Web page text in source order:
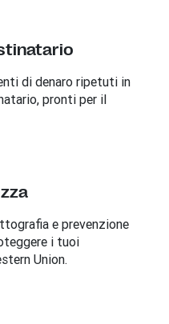
di denaro ripetuti in
pronti per il
e prevenzione
i tuoi
Union.